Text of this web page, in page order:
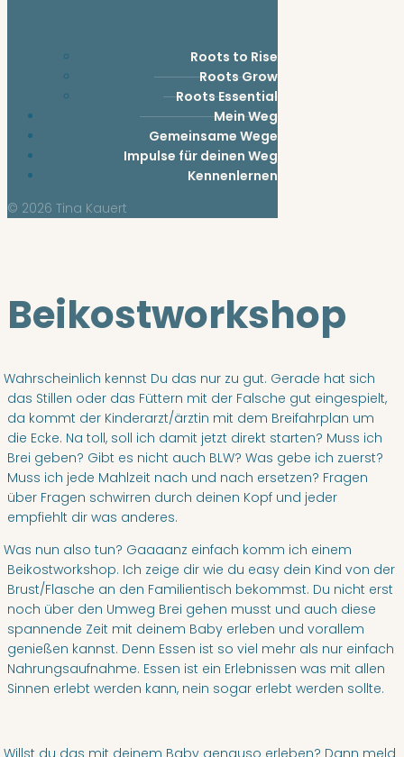
Roots to Rise
Roots Grow
Roots Essential
Mein Weg
Gemeinsame Wege
Impulse für deinen Weg
Kennenlernen
© 2026 Tina Kauert
Beikostworkshop
kennst Du das nur zu gut. Gerade hat sich
das Stillen oder das Füttern mit der Falsche gut eingespielt,
da kommt der Kinderarzt/ärztin mit dem Breifahrplan um
die Ecke. Na toll, soll ich damit jetzt direkt starten? Muss ich
Brei geben? Gibt es nicht auch BLW? Was gebe ich zuerst?
Muss ich jede Mahlzeit nach und nach ersetzen? Fragen
über Fragen schwirren durch deinen Kopf und jeder
empfiehlt dir was anderes.
nun also tun? Gaaaanz einfach komm ich einem
Beikostworkshop. Ich zeige dir wie du easy dein Kind von der
Brust/Flasche an den Familientisch bekommst. Du nicht erst
noch über den Umweg Brei gehen musst und auch diese
spannende Zeit mit deinem Baby erleben und vorallem
genießen kannst. Denn Essen ist so viel mehr als nur einfach
Nahrungsaufnahme. Essen ist ein Erlebnissen was mit allen
Sinnen erlebt werden kann, nein sogar erlebt werden sollte.
du das mit deinem Baby genauso erleben? Dann meld